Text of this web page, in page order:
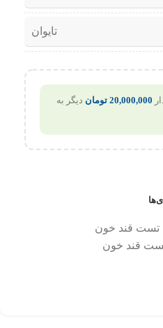
تایوان
20,000,000 تومان دیگر به
تست قند خون
قند خون